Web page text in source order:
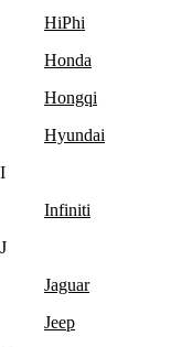
HiPhi
Honda
Hongqi
Hyundai
I
Infiniti
J
Jaguar
Jeep